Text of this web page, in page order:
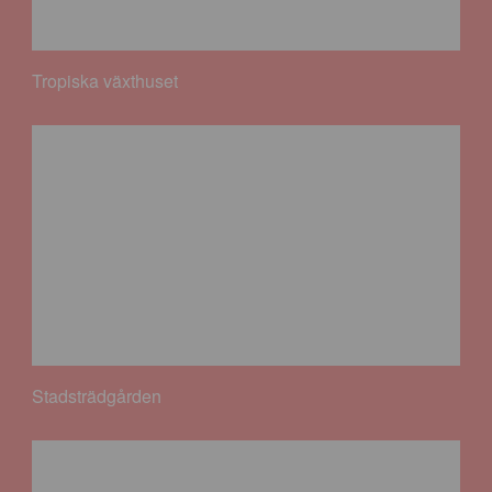
Tropiska växthuset
Stadsträdgården